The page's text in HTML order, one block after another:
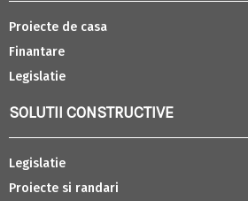
Proiecte de casa
Finantare
Legislatie
SOLUTII CONSTRUCTIVE
Legislatie
Proiecte si randari